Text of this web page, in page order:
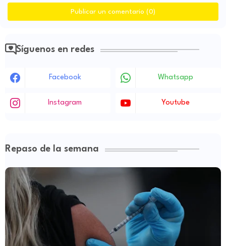
Publicar un comentario (0)
Síguenos en redes
Facebook Whatsapp
Instagram Youtube
Repaso de la semana